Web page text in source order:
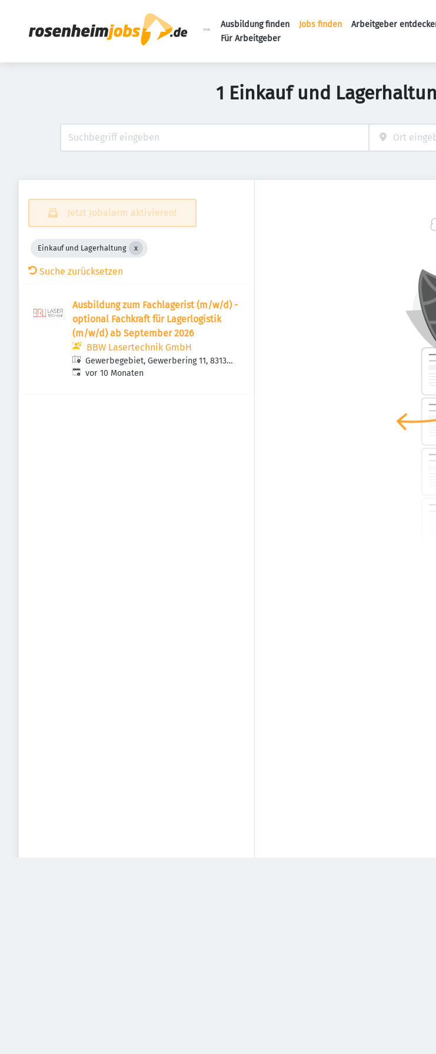
Ausbildung finden Jobs finden Arbeitgeber
Für Arbeitgeber
1 Einkauf und
Jetzt Jobalarm aktivieren!
Einkauf und Lagerhaltung
Suche zurücksetzen
Ausbildung zum Fachlagerist (m/w/d) -
optional Fachkraft für Lagerlogistik
(m/w/d) ab September 2026
BBW Lasertechnik GmbH
Gewerbegebiet, Gewerbering 11, 83134
Prutting, Deutschland
Veröffentlicht:
vor 10 Monaten